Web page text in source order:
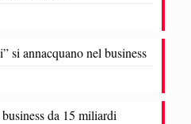
si annacquano nel business
da 15 miliardi